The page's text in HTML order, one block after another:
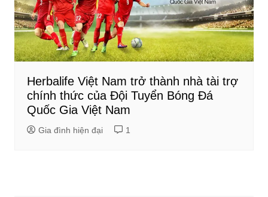
Herbalife Việt Nam trở thành nhà tài trợ
chính thức của Đội Tuyển Bóng Đá
Quốc Gia Việt Nam
Gia đình hiện đại 1